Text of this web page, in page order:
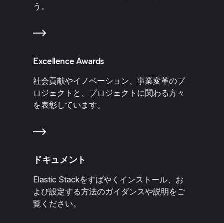
う。
Excellence Awards
社会貢献やイノベーション、事業変革のプ
ロジェクトと、プロジェクトに関わる方々
を表彰しています。
ドキュメント
Elastic Stackをすばやくインストール、お
よび設定する方法のガイダンスや説明をご
覧ください。